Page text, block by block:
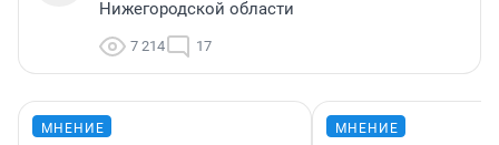
Нижегородской области
7 214 17
МНЕНИЕ МНЕНИЕ